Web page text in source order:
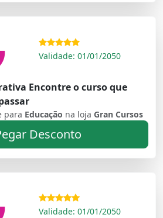
Validade: 01/01/2050
Encontre o curso que
para Educação na loja Gran Cursos
Desconto
Validade: 01/01/2050